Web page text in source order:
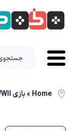
Home
» بازی Call of Duty WWII برای ps5